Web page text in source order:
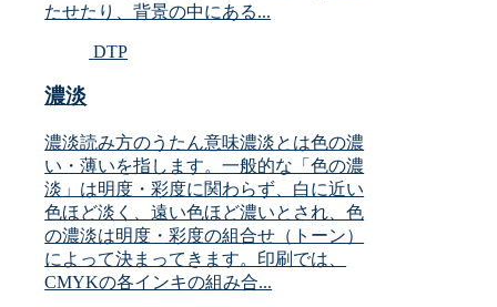
たせたり、背景の中にある...
DTP
濃淡
濃淡読み方のうたん意味濃淡とは色の濃
い・薄いを指します。一般的な「色の濃
淡」は明度・彩度に関わらず、白に近い
色ほど淡く、遠い色ほど濃いとされ、色
の濃淡は明度・彩度の組合せ（トーン）
によって決まってきます。印刷では、
CMYKの各インキの組み合...